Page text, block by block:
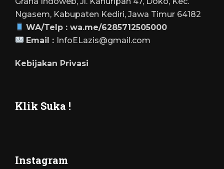
Ngasem, Kabupaten Kediri, Jawa Timur 64182
WA/Telp :wa.me/6285712505000
Email : InfoELazis@gmail.com
Kebijakan Privasi
Klik Suka !
Instagram